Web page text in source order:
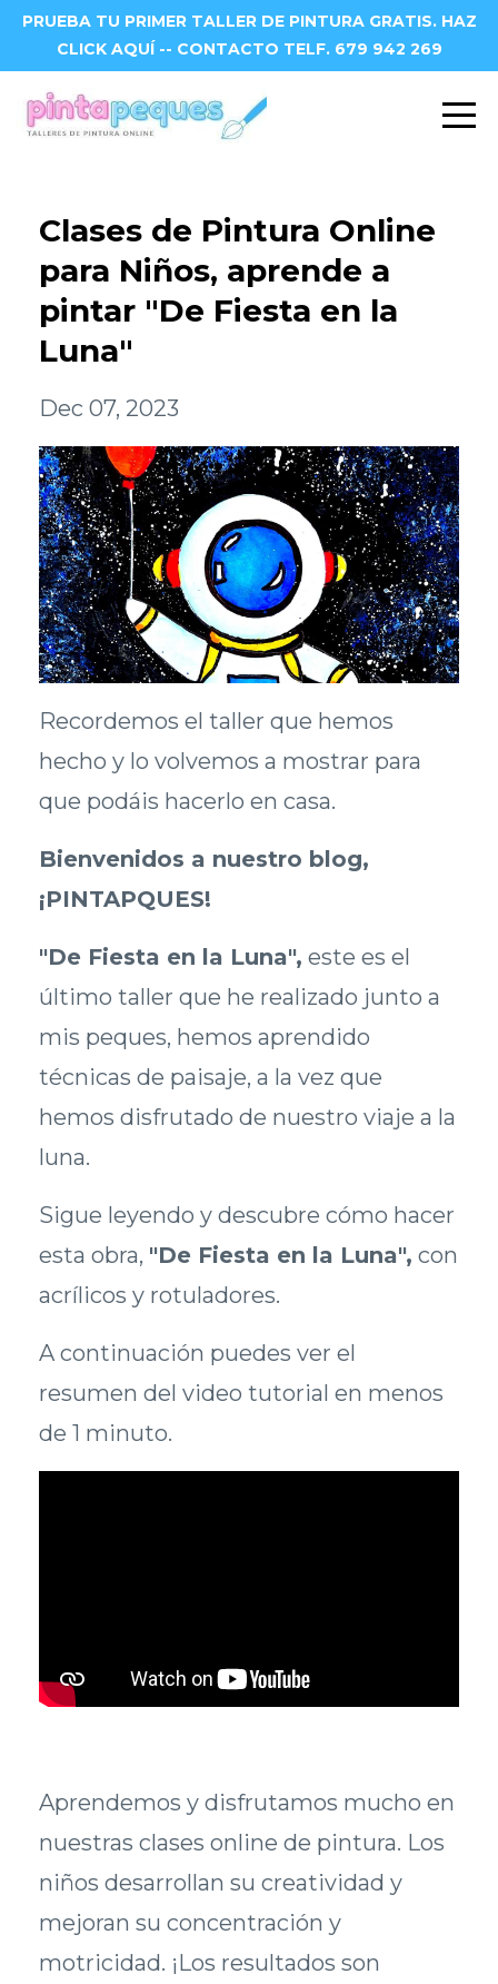
PRUEBA TU PRIMER TALLER DE PINTURA GRATIS. HAZ
CLICK AQUÍ -- CONTACTO TELF. 679 942 269
Clases de Pintura Online
para Niños, aprende a
pintar "De Fiesta en la
Luna"
Dec 07, 2023
Recordemos el taller que hemos
hecho y lo volvemos a mostrar para
que podáis hacerlo en casa.
Bienvenidos a nuestro blog,
¡PINTAPQUES!
"De Fiesta en la Luna", este es el
último taller que he realizado junto a
mis peques, hemos aprendido
técnicas de paisaje, a la vez que
hemos disfrutado de nuestro viaje a la
luna.
Sigue leyendo y descubre cómo hacer
esta obra, "De Fiesta en la Luna", con
acrílicos y rotuladores.
A continuación puedes ver el
resumen del video tutorial en menos
de 1 minuto.
Aprendemos y disfrutamos mucho en
nuestras clases online de pintura. Los
niños desarrollan su creatividad y
mejoran su concentración y
motricidad. ¡Los resultados son